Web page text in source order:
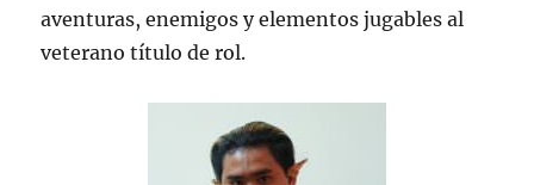
aventuras, enemigos y elementos jugables al
veterano título de rol.